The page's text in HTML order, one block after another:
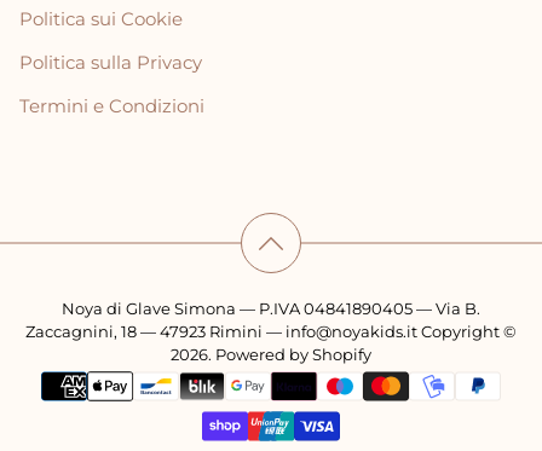
Politica sui Cookie
Politica sulla Privacy
Termini e Condizioni
Noya di Glave Simona — P.IVA 04841890405 — Via B.
Zaccagnini, 18 — 47923 Rimini — info@noyakids.it Copyright ©
2026. Powered by Shopify